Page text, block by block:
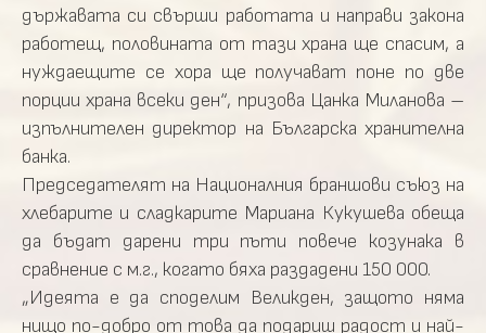
държавата си свърши работата и направи закона
работещ, половината от тази храна ще спасим, а
нуждаещите се хора ще получават поне по две
порции храна всеки ден“, призова Цанка Миланова –
изпълнителен директор на Българска хранителна
банка.
Председателят на Националния браншови съюз на
хлебарите и сладкарите Мариана Кукушева обеща
да бъдат дарени три пъти повече козунака в
сравнение с м.г., когато бяха раздадени 150 000.
„Идеята е да споделим Великден, защото няма
нищо по-добро от това да подариш радост и най-